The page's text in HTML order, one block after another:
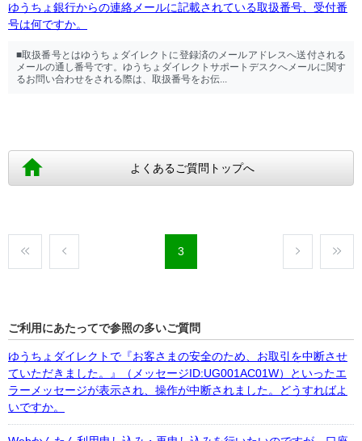
ゆうちょ銀行からの連絡メールに記載されている取扱番号、受付番
号は何ですか。
■取扱番号とはゆうちょダイレクトに登録済のメールアドレスへ送付される
メールの通し番号です。ゆうちょダイレクトサポートデスクへメールに関す
るお問い合わせをされる際は、取扱番号をお伝...
よくあるご質問トップへ
3
ご利用にあたってで参照の多いご質問
ゆうちょダイレクトで『お客さまの安全のため、お取引を中断させ
ていただきました。』（メッセージID:UG001AC01W）といったエ
ラーメッセージが表示され、操作が中断されました。どうすればよ
いですか。